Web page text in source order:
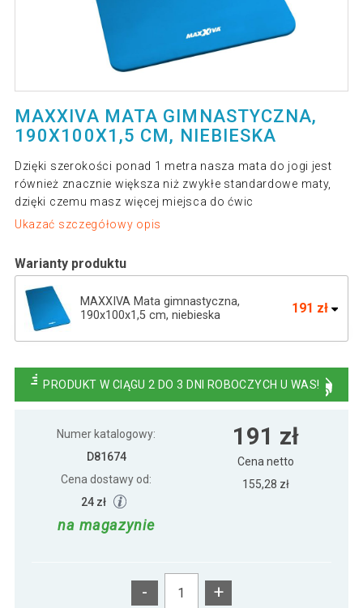
MAXXIVA MATA GIMNASTYCZNA,
190X100X1,5 CM, NIEBIESKA
Dzięki szerokości ponad 1 metra nasza mata do jogi jest
również znacznie większa niż zwykłe standardowe maty,
dzięki czemu masz więcej miejsca do ćwic
Ukazać szczegółowy opis
Warianty produktu
MAXXIVA Mata gimnastyczna,
190x100x1,5 cm, niebieska
191 zł
190x100x1,5 cm, czarna
190x100x1,5 cm, czerwona
MAXXIVA Mata gimnastyczna,
190x100x1,5 cm, kolor nafta
PRODUKT W CIĄGU 2 DO 3 DNI ROBOCZYCH U WAS!
Numer katalogowy:
D81674
Cena dostawy od:
24 zł
na magazynie
191 zł
Cena netto
155,28 zł
- +